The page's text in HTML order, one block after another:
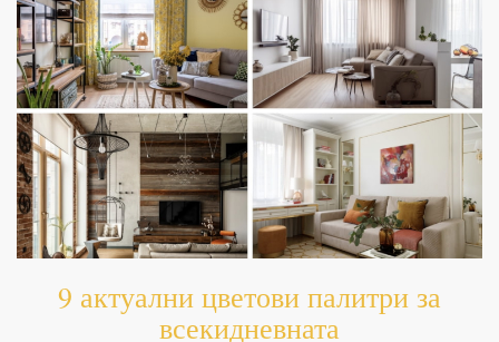
9 актуални цветови палитри за
всекидневната